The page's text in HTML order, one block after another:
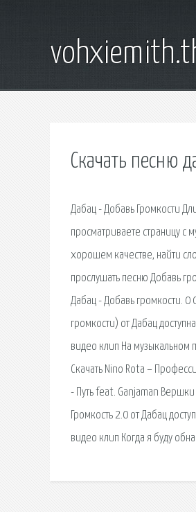
Скачать песню
Дабац - Добавь Громкости
просматриваете страницу с
хорошем качестве, найти
прослушать песню Добавь
Дабац - Добавь громкости.
громкости) от Дабац
видео клип На музыкальном
Скачать Nino Rota –
- Путь feat. Ganjaman
Громкость 2.0 от Дабац
видео клип Когда я буду